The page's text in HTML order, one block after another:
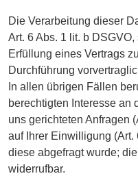
Die Verarbeitung dieser
Art. 6 Abs. 1 lit. b
Erfüllung eines Vertrags
Durchführung
In allen übrigen Fällen
berechtigten Interesse an
uns gerichteten Anfragen
auf Ihrer Einwilligung (Art.
diese abgefragt wurde;
widerrufbar.